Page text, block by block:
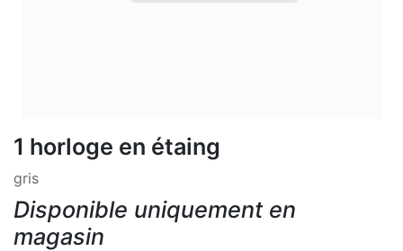
1 horloge en étaing
gris
Disponible uniquement en
magasin